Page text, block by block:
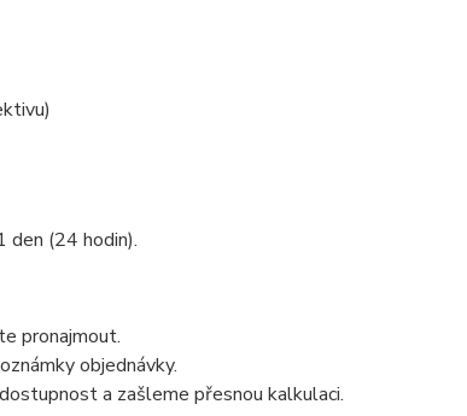
den (24 hodin).
pronajmout.
objednávky.
a zašleme přesnou kalkulaci.